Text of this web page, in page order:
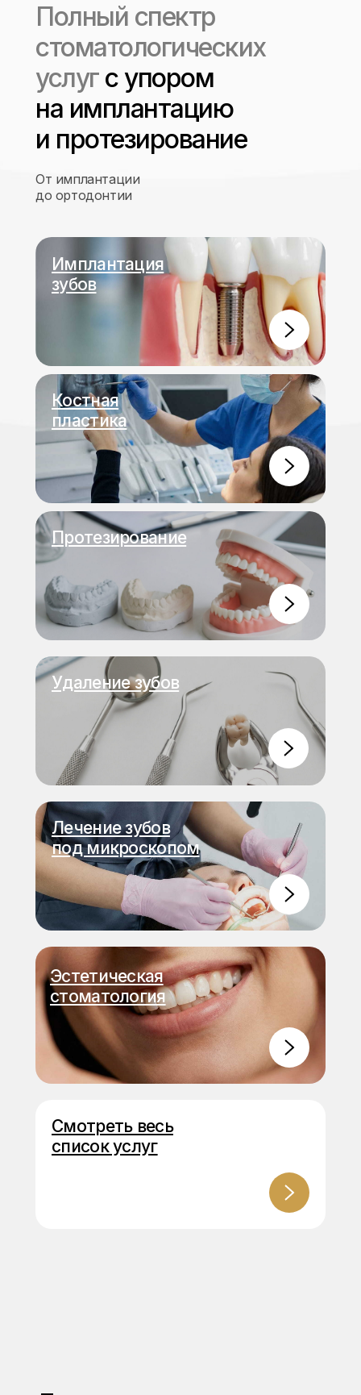
Полный спектр
стоматологических
услуг с упором
на имплантацию
и протезирование
От имплантации
до ортодонтии
Имплантация
зубов
Лечение зубов
под микроскопом
Эстетическая
стоматология
Смотреть весь
список услуг
Костная
пластика
Протезирование
Удаление зубов